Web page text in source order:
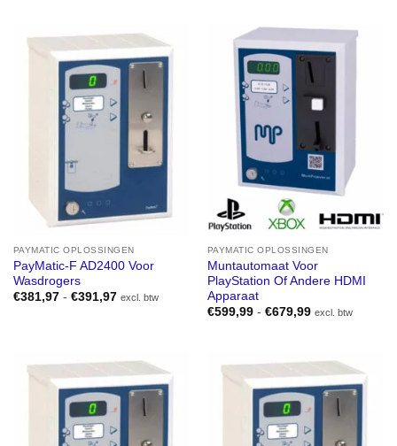
PAYMATIC OPLOSSINGEN
PayMatic-F AD2400 Voor
Wasdrogers
€381,97 - €391,97Prijsklasse:
excl. btw
PAYMATIC OPLOSSINGEN
Muntautomaat Voor
PlayStation Of Andere HDMI
Apparaat
€599,99 - €679,99Prijsklasse:
excl. btw